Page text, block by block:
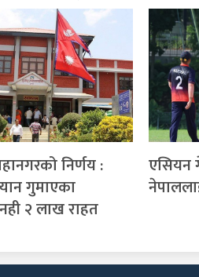
निर्णय :
गुमाएका
२ लाख राहत
एसियन